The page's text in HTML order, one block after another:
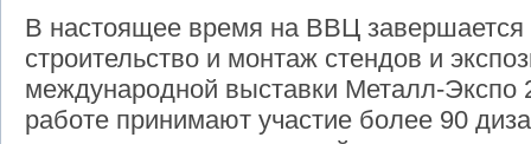
В настоящее время на ВВЦ завершается
строительство и монтаж стендов и
международной выставки Металл-Экспо
работе принимают участие более 90